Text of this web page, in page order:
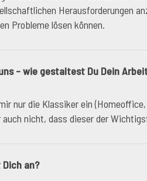
Herausforderungen
Probleme lösen können.
– wie gestaltest Du Dein
nur die Klassiker ein
auch nicht, dass dieser der
an?